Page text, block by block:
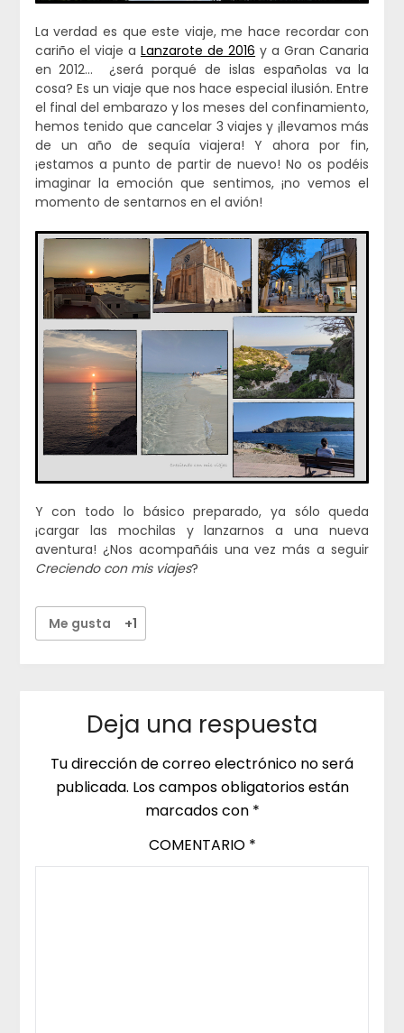
La verdad es que este viaje, me hace recordar con
cariño el viaje a Lanzarote de 2016 y a Gran Canaria
en 2012… ¿será porqué de islas españolas va la
cosa? Es un viaje que nos hace especial ilusión. Entre
el final del embarazo y los meses del confinamiento,
hemos tenido que cancelar 3 viajes y ¡llevamos más
de un año de sequía viajera! Y ahora por fin,
¡estamos a punto de partir de nuevo! No os podéis
imaginar la emoción que sentimos, ¡no vemos el
momento de sentarnos en el avión!
Y con todo lo básico preparado, ya sólo queda
¡cargar las mochilas y lanzarnos a una nueva
aventura! ¿Nos acompañáis una vez más a seguir
Creciendo con mis viajes?
Me gusta +1
Deja una respuesta
Tu dirección de correo electrónico no será
publicada. Los campos obligatorios están
marcados con *
COMENTARIO *